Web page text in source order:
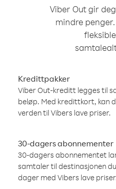
Viber Out gir
mindre
Kredittpakker
Viber Out-kreditt legges til
beløp. Med kredittkort, kan
verden til Vibers lave priser.
30-dagers abonnementer
30-dagers abonnementet
samtaler til destinasjonen
dager med Vibers lave